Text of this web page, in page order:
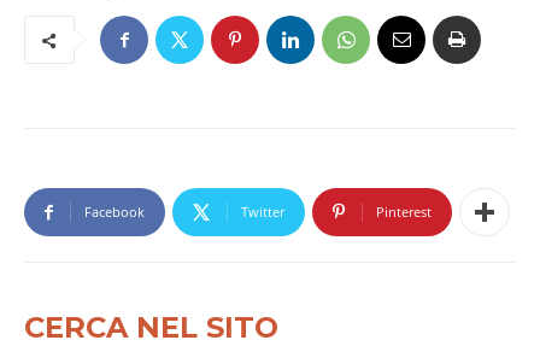
Facebook Twitter Pinterest
CERCA NEL SITO